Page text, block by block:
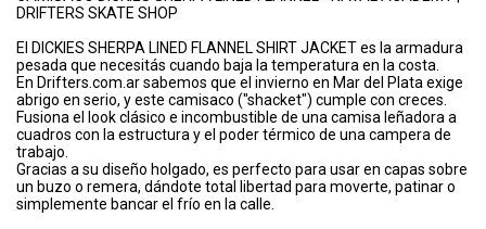
DRIFTERS SKATE SHOP
El DICKIES SHERPA LINED FLANNEL SHIRT JACKET es la armadura
pesada que necesitás cuando baja la temperatura en la costa.
En Drifters.com.ar sabemos que el invierno en Mar del Plata exige
abrigo en serio, y este camisaco ("shacket") cumple con creces.
Fusiona el look clásico e incombustible de una camisa leñadora a
cuadros con la estructura y el poder térmico de una campera de
trabajo.
Gracias a su diseño holgado, es perfecto para usar en capas sobre
un buzo o remera, dándote total libertad para moverte, patinar o
simplemente bancar el frío en la calle.